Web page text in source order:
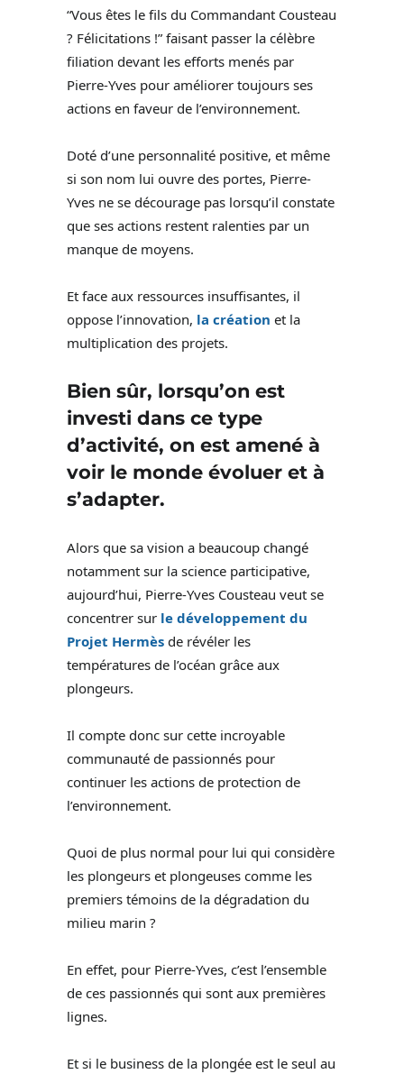
“Vous êtes le fils du Commandant Cousteau
? Félicitations !” faisant passer la célèbre
filiation devant les efforts menés par
Pierre-Yves pour améliorer toujours ses
actions en faveur de l’environnement.
Doté d’une personnalité positive, et même
si son nom lui ouvre des portes, Pierre-
Yves ne se décourage pas lorsqu’il constate
que ses actions restent ralenties par un
manque de moyens.
Et face aux ressources insuffisantes, il
oppose l’innovation, la création et la
multiplication des projets.
Bien sûr, lorsqu’on est
investi dans ce type
d’activité, on est amené à
voir le monde évoluer et à
s’adapter.
Alors que sa vision a beaucoup changé
notamment sur la science participative,
aujourd’hui, Pierre-Yves Cousteau veut se
concentrer sur le développement du
Projet Hermès de révéler les
températures de l’océan grâce aux
plongeurs.
Il compte donc sur cette incroyable
communauté de passionnés pour
continuer les actions de protection de
l’environnement.
Quoi de plus normal pour lui qui considère
les plongeurs et plongeuses comme les
premiers témoins de la dégradation du
milieu marin ?
En effet, pour Pierre-Yves, c’est l’ensemble
de ces passionnés qui sont aux premières
lignes.
Et si le business de la plongée est le seul au